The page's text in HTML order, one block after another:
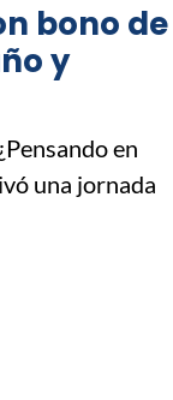
bono de
y
en
una jornada